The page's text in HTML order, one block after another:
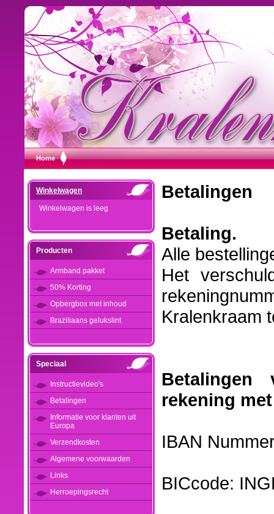
Home
Winkelwagen
Winkelwagen is leeg
Producten
Armband pakket
50% Korting
Opbergbox met inhoud
Braziliaans gelukslint
Speciaal
Instructievideo's
Betalingen
Informatie voor klanten uit
Europa
Verzendkosten
Algemene voorwaarden
Links
Herroepingsrecht
Betalingen
Betaling.
Alle
Het
Kralenkraam
rekening
IBAN
BICcode: